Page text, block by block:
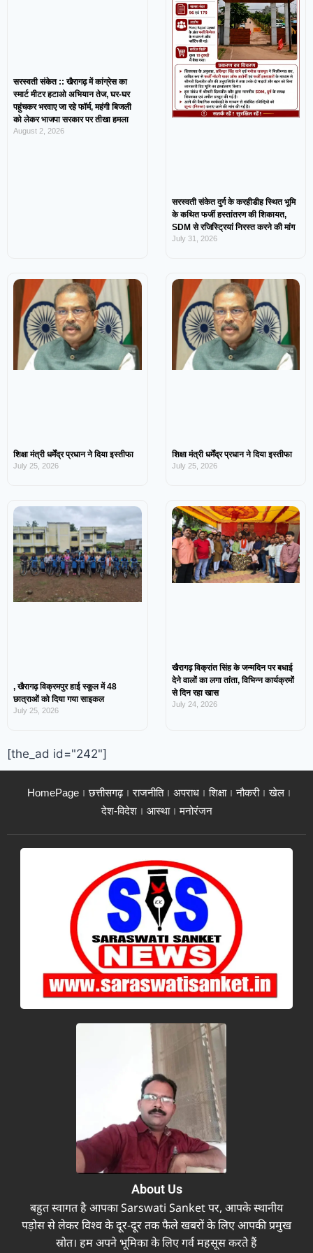
सरस्वती संकेत :: खैरागढ़ में कांग्रेस का
स्मार्ट मीटर हटाओ अभियान तेज, घर-घर
पहुंचकर भरवाए जा रहे फॉर्म, महंगी बिजली
को लेकर भाजपा सरकार पर तीखा हमला
August 2, 2026
सरस्वती संकेत दुर्ग के करहीडीह स्थित भूमि
के कथित फर्जी हस्तांतरण की शिकायत,
SDM से रजिस्ट्रियां निरस्त करने की मांग
July 31, 2026
शिक्षा मंत्री धर्मेंद्र प्रधान ने दिया इस्तीफा
July 25, 2026
शिक्षा मंत्री धर्मेंद्र प्रधान ने दिया इस्तीफा
July 25, 2026
, खैरागढ़ विक्रमपुर हाई स्कूल में 48
छात्राओं को दिया गया साइकल
July 25, 2026
खैरागढ़ विक्रांत सिंह के जन्मदिन पर बधाई
देने वालों का लगा तांता, विभिन्न कार्यक्रमों
से दिन रहा खास
July 24, 2026
[the_ad id="242"]
HomePage छत्तीसगढ़ राजनीति अपराध शिक्षा नौकरी
खेल
देश-विदेश
आस्था मनोरंजन
About Us
बहुत स्वागत है आपका Sarswati Sanket पर, आपके स्थानीय
पड़ोस से लेकर विश्व के दूर-दूर तक फैले खबरों के लिए आपकी प्रमुख
स्रोत। हम अपने भूमिका के लिए गर्व महसूस करते हैं